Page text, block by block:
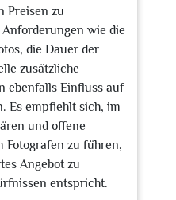
Preisen zu
wie die
die Dauer der
zusätzliche
ebenfalls Einfluss auf
Es empfiehlt sich, im
und offene
Fotografen zu führen,
Angebot zu
entspricht.